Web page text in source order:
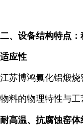
二、设备结构特点
适应性
江苏博鸿氟化铝煅
物料的物理特性与工
耐高温、抗腐蚀窑体